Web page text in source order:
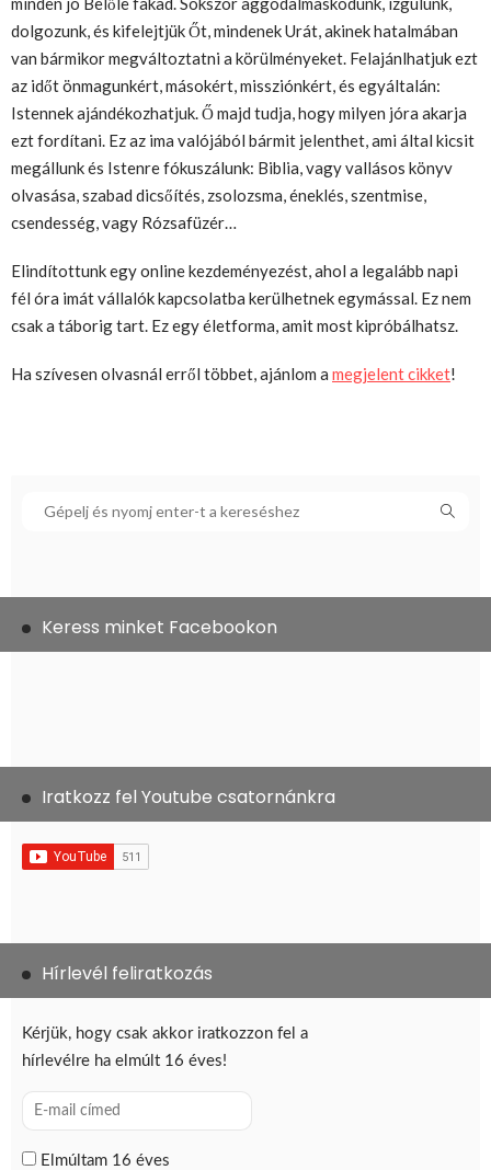
dolgozunk, és kifelejtjük Őt, mindenek Urát, akinek hatalmában
van bármikor megváltoztatni a körülményeket. Felajánlhatjuk ezt
az időt önmagunkért, másokért, missziónkért, és egyáltalán:
Istennek ajándékozhatjuk. Ő majd tudja, hogy milyen jóra akarja
ezt fordítani. Ez az ima valójából bármit jelenthet, ami által kicsit
megállunk és Istenre fókuszálunk: Biblia, vagy vallásos könyv
olvasása, szabad dicsőítés, zsolozsma, éneklés, szentmise,
csendesség, vagy Rózsafüzér…
Elindítottunk egy online kezdeményezést, ahol a legalább napi
fél óra imát vállalók kapcsolatba kerülhetnek egymással. Ez nem
csak a táborig tart. Ez egy életforma, amit most kipróbálhatsz.
Ha szívesen olvasnál erről többet, ajánlom a megjelent cikket!
Keress minket Facebookon
Iratkozz fel Youtube csatornánkra
Hírlevél feliratkozás